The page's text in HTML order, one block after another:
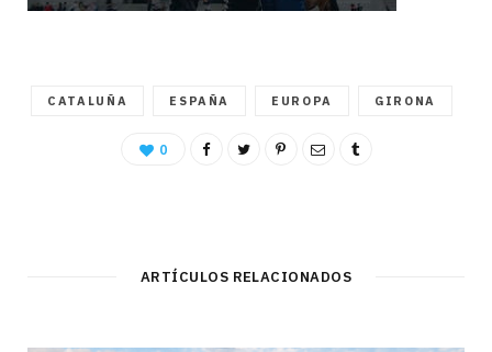
CATALUÑA ESPAÑA EUROPA GIRONA
0
ARTÍCULOS RELACIONADOS